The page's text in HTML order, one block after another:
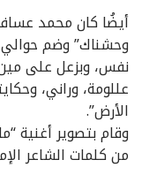
أيضُا كان محمد
وحشناك” وضم
نفس، وبزعل على
عللومة، وراني،
الأرض”.
وقام بتصوير أغنية
من كلمات الشاعر